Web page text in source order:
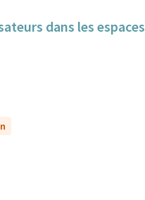
dans les espaces